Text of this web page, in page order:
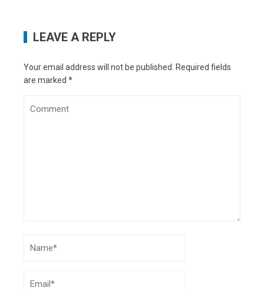
LEAVE A REPLY
Your email address will not be published.
Required fields
are marked *